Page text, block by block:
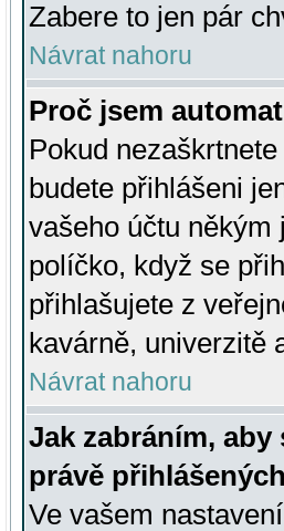
Zabere to jen pár
Návrat nahoru
Proč jsem
Pokud
budete přihlášeni
vašeho účtu někým
políčko, když se
přihlašujete z
kavárně, univerzitě
Návrat nahoru
Jak zabráním,
právě
Ve vašem